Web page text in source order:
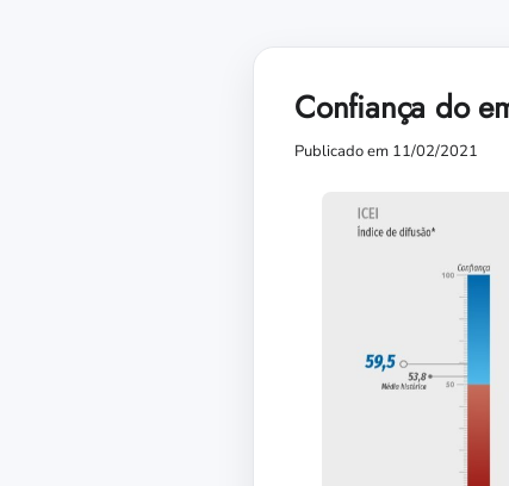
Confiança do
Publicado em 11/02/2021